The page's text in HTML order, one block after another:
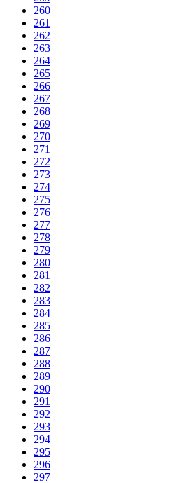
260
261
262
263
264
265
266
267
268
269
270
271
272
273
274
275
276
277
278
279
280
281
282
283
284
285
286
287
288
289
290
291
292
293
294
295
296
297